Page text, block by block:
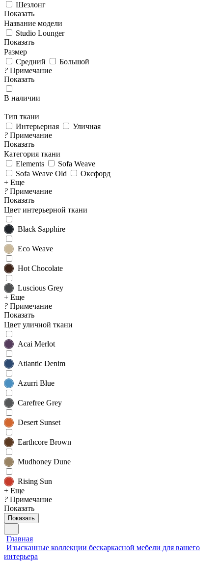
Шезлонг
Показать
Название модели
Studio Lounger
Показать
Размер
Средний
Большой
? Примечание
Показать
В наличии
Тип ткани
Интерьерная
Уличная
? Примечание
Показать
Категория ткани
Elements
Sofa Weave
Sofa Weave Old
Оксфорд
+ Еще
? Примечание
Показать
Цвет интерьерной ткани
Black Sapphire
Eco Weave
Hot Chocolate
Luscious Grey
+ Еще
? Примечание
Показать
Цвет уличной ткани
Acai Merlot
Atlantic Denim
Azurri Blue
Carefree Grey
Desert Sunset
Earthcore Brown
Mudhoney Dune
Rising Sun
+ Еще
? Примечание
Показать
Показать
Главная
Изысканные коллекции бескаркасной мебели для вашего
интерьера